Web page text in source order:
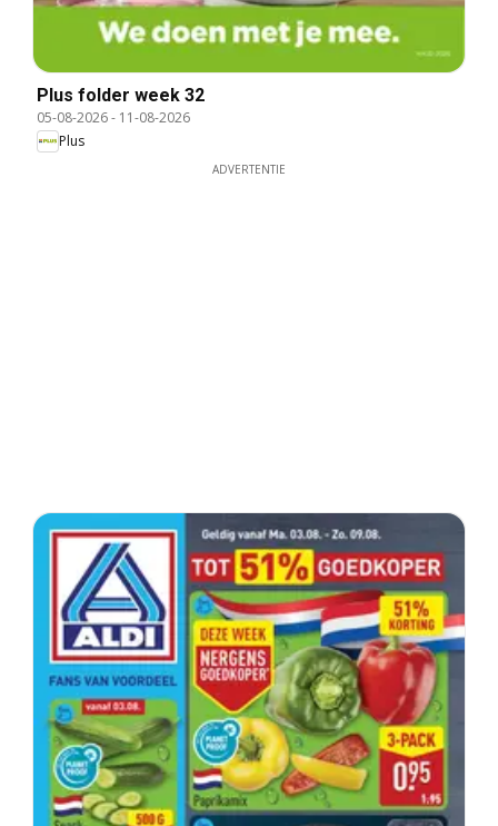
Plus folder week 32
05-08-2026- 11-08-2026
Plus
ADVERTENTIE